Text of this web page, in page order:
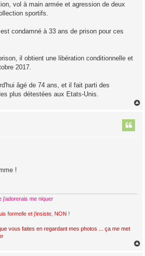
vol à main armée et agression de deux
sportifs.
condamné à 33 ans de prison pour ces
il obtient une libération conditionnelle et
2017.
âgé de 74 ans, et il fait parti des
plus détestées aux Etats-Unis.
!
j'adorerais me niquer
formelle et j'insiste, NON !
vous faites en regardant mes photos ... ça me met